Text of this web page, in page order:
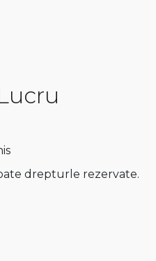
drepturle rezervate.